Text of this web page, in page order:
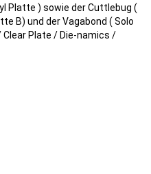
Platte ) sowie der Cuttlebug (
B) und der Vagabond ( Solo
Plate / Die-namics /